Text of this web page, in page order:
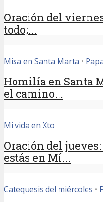
Oración del
todo;...
Misa en Santa Marta •
Homilía en Santa
el camino...
Mi vida en Xto
Oración del jueves:
estás en Mí...
Catequesis del miércoles •